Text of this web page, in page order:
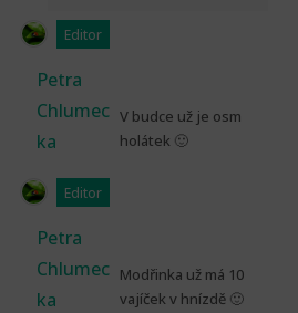
Editor
Petra
Chlumec
ka
V budce už je osm
holátek 🙂
Editor
Petra
Chlumec
ka
Modřinka už má 10
vajíček v hnízdě 🙂